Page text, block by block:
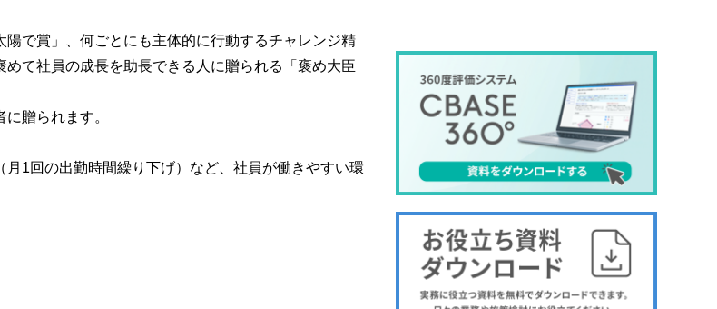
で賞」、何ごとにも主体的に行動するチャレンジ精
て社員の成長を助長できる人に贈られる「褒め大臣
贈られます。
1回の出勤時間繰り下げ）など、社員が働きやすい環